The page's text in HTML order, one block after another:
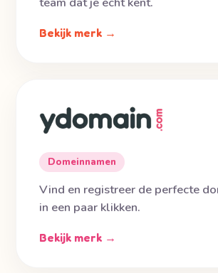
Bekijk merk →
Domeinnamen
Vind en registreer de perfecte
in een paar klikken.
Bekijk merk →